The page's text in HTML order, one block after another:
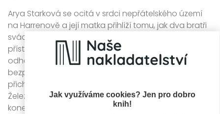
Jak využíváme cookies? Jen pro dobro
knih!
Arya Starková se ocitá v srdci nepřátelského území
na Harrenově a její matka přihlíží tomu, jak dva bratři
svádí boj o trůn třetího, mrtvého bratra. V Králově
přístavišti má Tyrion jako místokrál spoustu práce s
odhalováním zrádců a Jon pomalu začíná chápat
bezpráví života za Zdí. Branovi na Zimohrad
přicházejí noví kamarádi, zapomenutý syn nachází
Železné ostrovy jiné, než si pamatoval, a Matka draků
konečně přijíždí do bájného města Qart.